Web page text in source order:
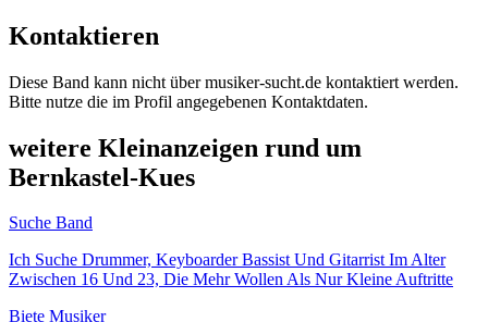
Kontaktieren
Diese Band kann nicht über musiker-sucht.de kontaktiert werden.
Bitte nutze die im Profil angegebenen Kontaktdaten.
weitere Kleinanzeigen rund um
Bernkastel-Kues
Suche Band
Ich Suche Drummer, Keyboarder Bassist Und Gitarrist Im Alter
Zwischen 16 Und 23, Die Mehr Wollen Als Nur Kleine Auftritte
Biete Musiker